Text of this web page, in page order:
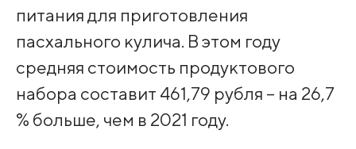
питания для приготовления
пасхального кулича. В этом году
средняя стоимость продуктового
набора составит 461,79 рубля – на 26,7
% больше, чем в 2021 году.